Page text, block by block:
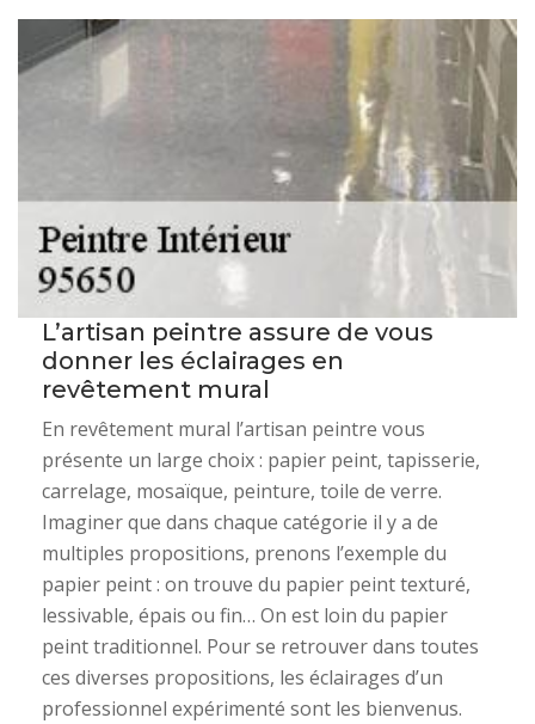
L’artisan peintre assure de vous
donner les éclairages en
revêtement mural
En revêtement mural l’artisan peintre vous
présente un large choix : papier peint, tapisserie,
carrelage, mosaïque, peinture, toile de verre.
Imaginer que dans chaque catégorie il y a de
multiples propositions, prenons l’exemple du
papier peint : on trouve du papier peint texturé,
lessivable, épais ou fin… On est loin du papier
peint traditionnel. Pour se retrouver dans toutes
ces diverses propositions, les éclairages d’un
professionnel expérimenté sont les bienvenus.